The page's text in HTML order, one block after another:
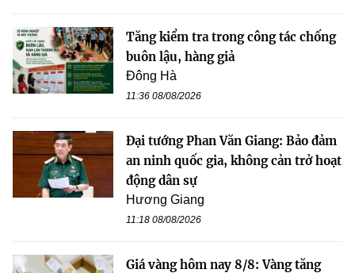
Tăng kiểm tra trong công tác chống
buôn lậu, hàng giả
Đông Hà
11:36 08/08/2026
Đại tướng Phan Văn Giang: Bảo đảm
an ninh quốc gia, không cản trở hoạt
động dân sự
Hương Giang
11:18 08/08/2026
Giá vàng hôm nay 8/8: Vàng tăng